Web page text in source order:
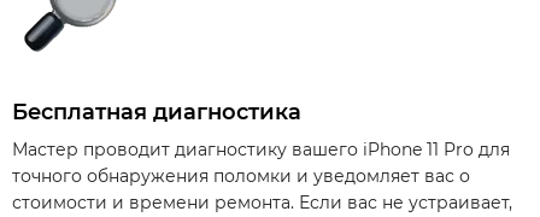
Бесплатная диагностика
Мастер проводит диагностику вашего iPhone 11 Pro для
точного обнаружения поломки и уведомляет вас о
стоимости и времени ремонта. Если вас не устраивает,